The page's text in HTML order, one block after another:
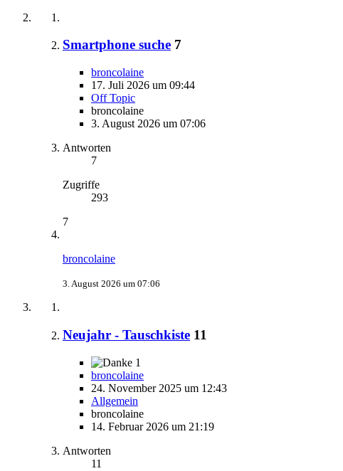
Smartphone suche 7
broncolaine
17. Juli 2026 um 09:44
Off Topic
broncolaine
3. August 2026 um 07:06
Antworten
7
Zugriffe
293
7
broncolaine
3. August 2026 um 07:06
Neujahr - Tauschkiste 11
1
broncolaine
24. November 2025 um 12:43
Allgemein
broncolaine
14. Februar 2026 um 21:19
Antworten
11